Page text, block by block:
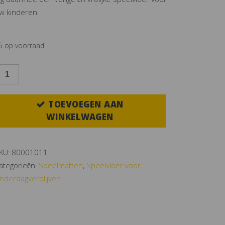
kinderen.
op voorraad
SPEELMATTEN
TOEVOEGEN AAN
WINKELWAGEN
80001011
Speelmatten, Speelvloer voor